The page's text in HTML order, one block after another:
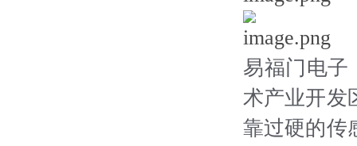
易福门电子
术产业开发
靠过硬的传